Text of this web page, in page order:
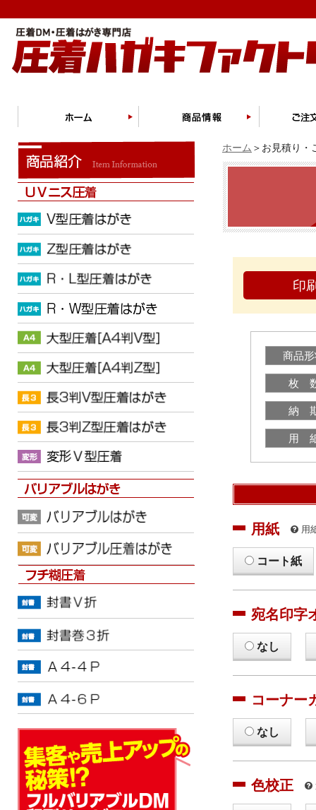
ホーム ＞お見積り・
印
商品
枚
納
用
用紙 用
コート紙
宛名印字
なし
コーナー
なし
色校正